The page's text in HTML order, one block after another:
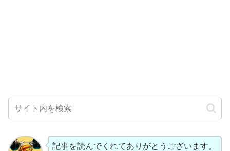
記事を読んでくれてありがとうございます。